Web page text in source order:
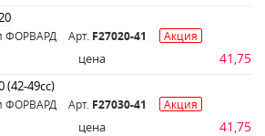
ФОРВАРД Арт. F27020-41 Акция
цена 41,75
(42-49сс)
ФОРВАРД Арт. F27030-41 Акция
цена 41,75